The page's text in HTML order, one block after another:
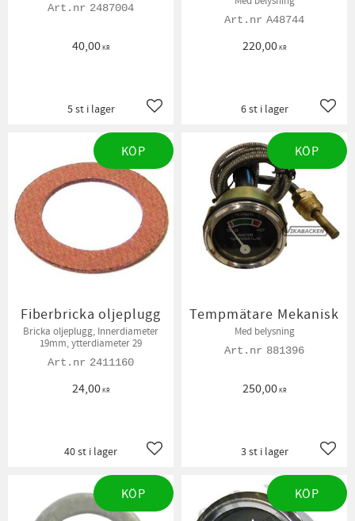
2487004
40,00KR
Lägg till i favoriter
5 st i lager
A48744
220,00KR
6 st i lager
Fiberbricka oljeplugg
Bricka oljeplugg, Innerdiameter
19mm, ytterdiameter 29
2411160
24,00KR
Lägg till i favoriter
40 st i lager
KÖP
Tempmätare Mekanisk
Med belysning
881396
250,00KR
3 st i lager
KÖP
KÖP KÖP